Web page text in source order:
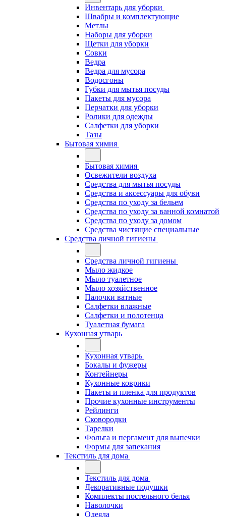
Инвентарь для уборки
Швабры и комплектующие
Метлы
Наборы для уборки
Щетки для уборки
Совки
Ведра
Ведра для мусора
Водосгоны
Губки для мытья посуды
Пакеты для мусора
Перчатки для уборки
Ролики для одежды
Салфетки для уборки
Тазы
Бытовая химия
Бытовая химия
Освежители воздуха
Средства для мытья посуды
Средства и аксессуары для обуви
Средства по уходу за бельем
Средства по уходу за ванной комнатой
Средства по уходу за домом
Средства чистящие специальные
Средства личной гигиены
Средства личной гигиены
Мыло жидкое
Мыло туалетное
Мыло хозяйственное
Палочки ватные
Салфетки влажные
Салфетки и полотенца
Туалетная бумага
Кухонная утварь
Кухонная утварь
Бокалы и фужеры
Контейнеры
Кухонные коврики
Пакеты и пленка для продуктов
Прочие кухонные инструменты
Рейлинги
Сковородки
Тарелки
Фольга и пергамент для выпечки
Формы для запекания
Текстиль для дома
Текстиль для дома
Декоративные подушки
Комплекты постельного белья
Наволочки
Одеяла